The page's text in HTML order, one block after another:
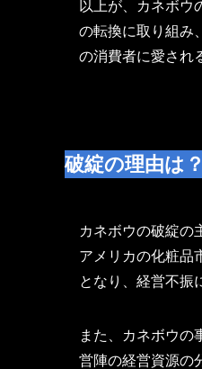
以上が、カネボウ
の転換に取り組み
の消費者に愛され
破綻の理由は？
カネボウの破綻の
アメリカの化粧品
となり、経営不振
また、カネボウの
営陣の経営資源の